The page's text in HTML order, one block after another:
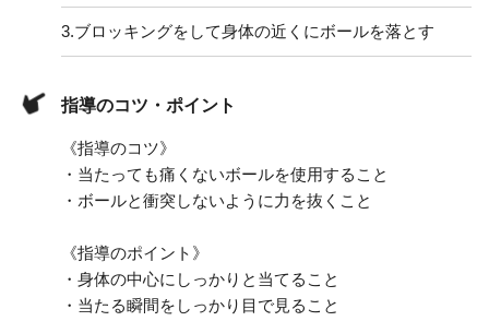
3.ブロッキングをして身体の近くにボールを落とす
指導のコツ・ポイント
《指導のコツ》
・当たっても痛くないボールを使用すること
・ボールと衝突しないように力を抜くこと
《指導のポイント》
・身体の中心にしっかりと当てること
・当たる瞬間をしっかり目で見ること